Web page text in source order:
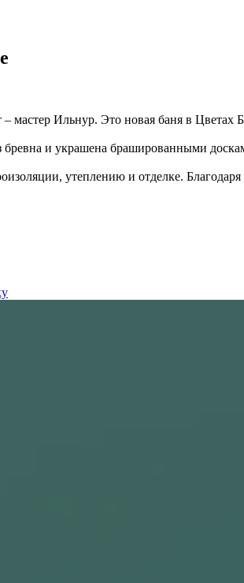
мастер Ильнур. Это новая баня в Цветах
и украшена брашированными
утеплению и отделке.